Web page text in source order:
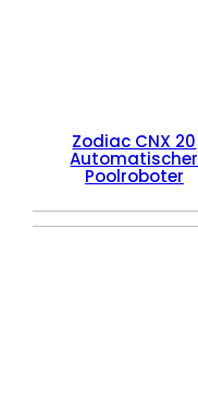
Zodiac CNX 20
Automatischer
Poolroboter